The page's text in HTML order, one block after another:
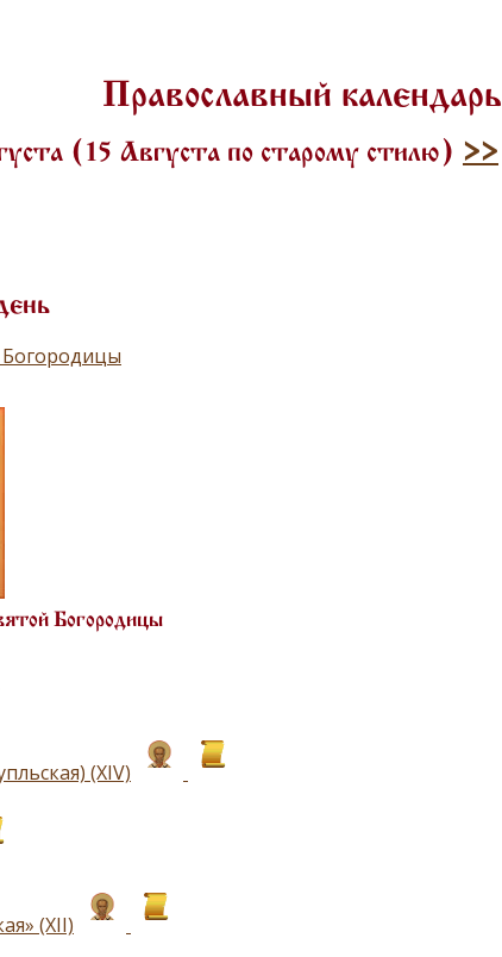
Православный календарь
(15 Августа по старому стилю) >>
Богородицы
Богородицы
(ХIV)
(ХII)